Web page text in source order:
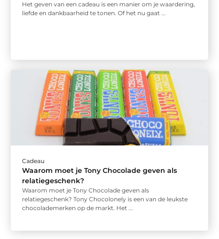
Het geven van een cadeau is een manier om je waardering,
liefde en dankbaarheid te tonen. Of het nu gaat ...
Cadeau
Waarom moet je Tony Chocolade geven als
relatiegeschenk?
Waarom moet je Tony Chocolade geven als
relatiegeschenk? Tony Chocolonely is een van de leukste
chocolademerken op de markt. Het ...